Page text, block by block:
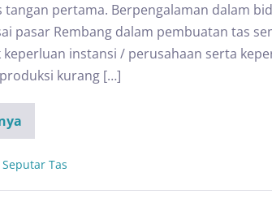
pertama. Berpengalaman dalam
pasar Rembang dalam pembuatan tas
instansi / perusahaan serta
kurang […]
Seputar Tas